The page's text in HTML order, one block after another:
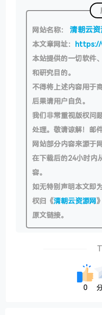
网站名称： 清朝云
本文章网址： https://
本站提供的一切软件
和研究目的。
不得将上述内容用于
后果请用户自负。
我们非常重视版权问
处理。敬请谅解！邮件
网站部分内容来源于
在下载后的24小时内
容。
如无特别声明本文即
权归《清朝云资源网
原文链接。
0